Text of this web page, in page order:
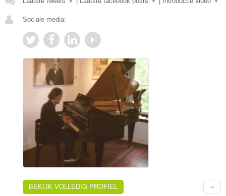
Sociale media:
BEKIJK VOLLEDIG PROFIEL